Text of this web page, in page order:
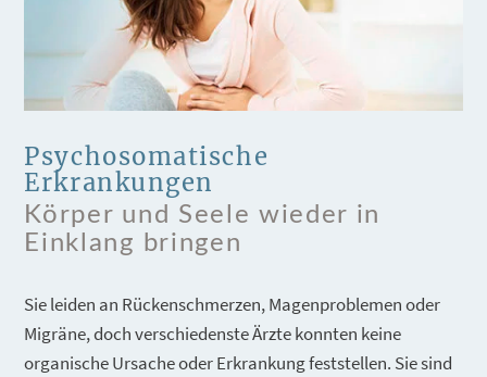
Psychosomatische
Erkrankungen
Körper und Seele wieder in
Einklang bringen
Sie leiden an Rückenschmerzen, Magenproblemen oder
Migräne, doch verschiedenste Ärzte konnten keine
organische Ursache oder Erkrankung feststellen. Sie sind